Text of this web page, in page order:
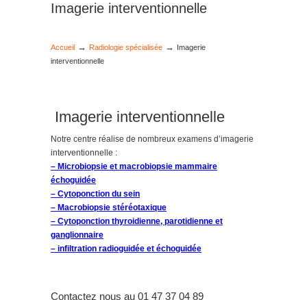
Imagerie interventionnelle
Accueil → Radiologie spécialisée →
Imagerie
interventionnelle
Imagerie interventionnelle
Notre centre réalise de nombreux examens d’imagerie
interventionnelle :
– Microbiopsie et macrobiopsie mammaire
échoguidée
– Cytoponction du sein
– Macrobiopsie stéréotaxique
– Cytoponction thyroidienne, parotidienne et
ganglionnaire
– infiltration radioguidée et échoguidée
Contactez nous au 01 47 37 04 89